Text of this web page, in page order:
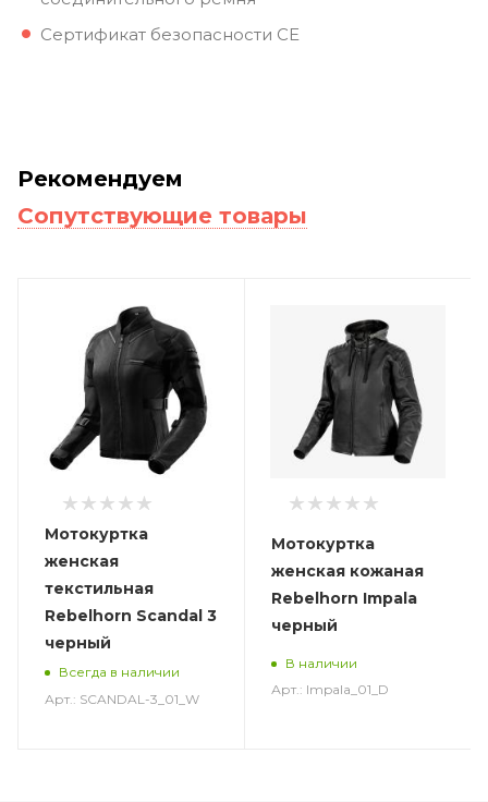
Сертификат безопасности CE
Рекомендуем
Сопутствующие товары
Мотокуртка
женская
текстильная
Rebelhorn Scandal 3
черный
Всегда в наличии
Арт.: SCANDAL-3_01_W
Мотокуртка
женская кожаная
Rebelhorn Impala
черный
В наличии
Арт.: Impala_01_D